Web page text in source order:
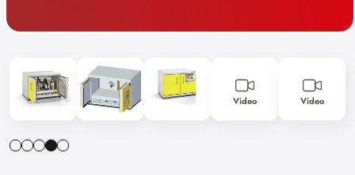
Video Video